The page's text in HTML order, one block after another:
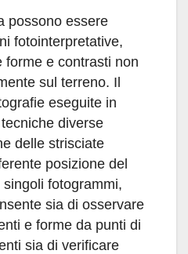
possono essere
fotointerpretative,
forme e contrasti non
sul terreno. Il
eseguite in
diverse
delle strisciate
posizione del
fotogrammi,
sia di osservare
e forme da punti di
sia di verificare